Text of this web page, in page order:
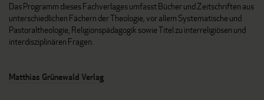
Das Programm dieses Fachverlages umfasst Bücher und Zeitschriften aus
unterschiedlichen Fächern der Theologie, vor allem Systematische und
Pastoraltheologie, Religionspädagogik sowie Titel zu interreligiösen und
interdisziplinären Fragen.
Matthias Grünewald Verlag